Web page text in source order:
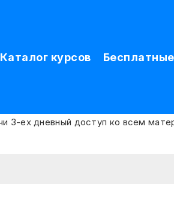
Каталог курсов